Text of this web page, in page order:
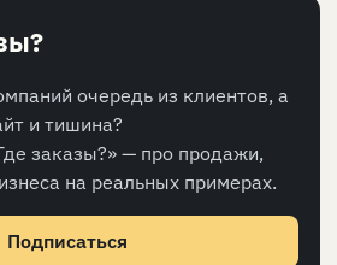
очередь из клиентов, а
и тишина?
заказы?» — про продажи,
на реальных примерах.
Подписаться